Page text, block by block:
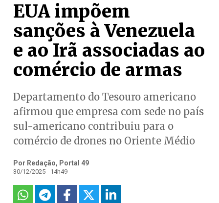
EUA impõem
sanções à Venezuela
e ao Irã associadas ao
comércio de armas
Departamento do Tesouro americano
afirmou que empresa com sede no país
sul-americano contribuiu para o
comércio de drones no Oriente Médio
Por Redação, Portal 49
30/12/2025 - 14h49